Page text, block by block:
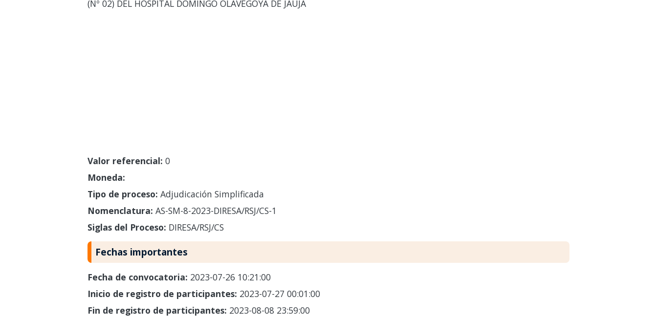
(Nº 02) DEL HOSPITAL DOMINGO OLAVEGOYA DE JAUJA
Valor referencial: 0
Moneda:
Tipo de proceso: Adjudicación Simplificada
Nomenclatura: AS-SM-8-2023-DIRESA/RSJ/CS-1
Siglas del Proceso: DIRESA/RSJ/CS
Fechas importantes
Fecha de convocatoria: 2023-07-26 10:21:00
Inicio de registro de participantes: 2023-07-27 00:01:00
Fin de registro de participantes: 2023-08-08 23:59:00